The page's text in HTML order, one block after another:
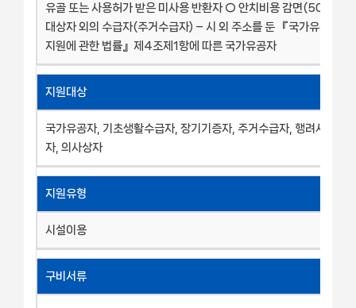
유골 또는 사용허가 받은 미사용 반환자 ○ 안치비용 감면(50%) –
대상자 외의 수급자(주거수급자) – 시 외 주소를 둔 『국가유공자 등
지원에 관한 법률』제4조제1항에 따른 국가유공자
지원대상
국가유공자, 기초생활수급자, 장기기증자, 주거수급자, 행려사망자,
자, 의사상자
지원유형
시설이용
구비서류